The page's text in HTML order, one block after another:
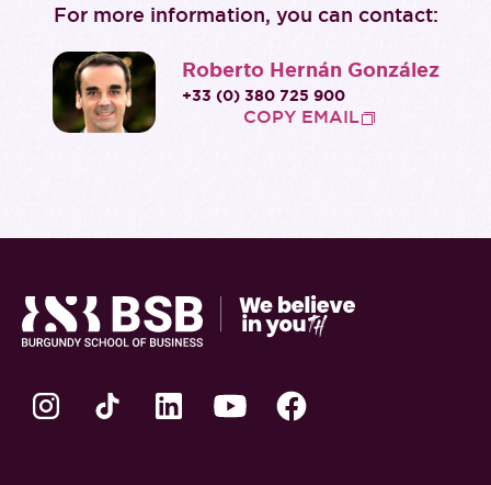
For more information, you can contact:
Roberto Hernán González
+33 (0) 380 725 900
COPY EMAIL